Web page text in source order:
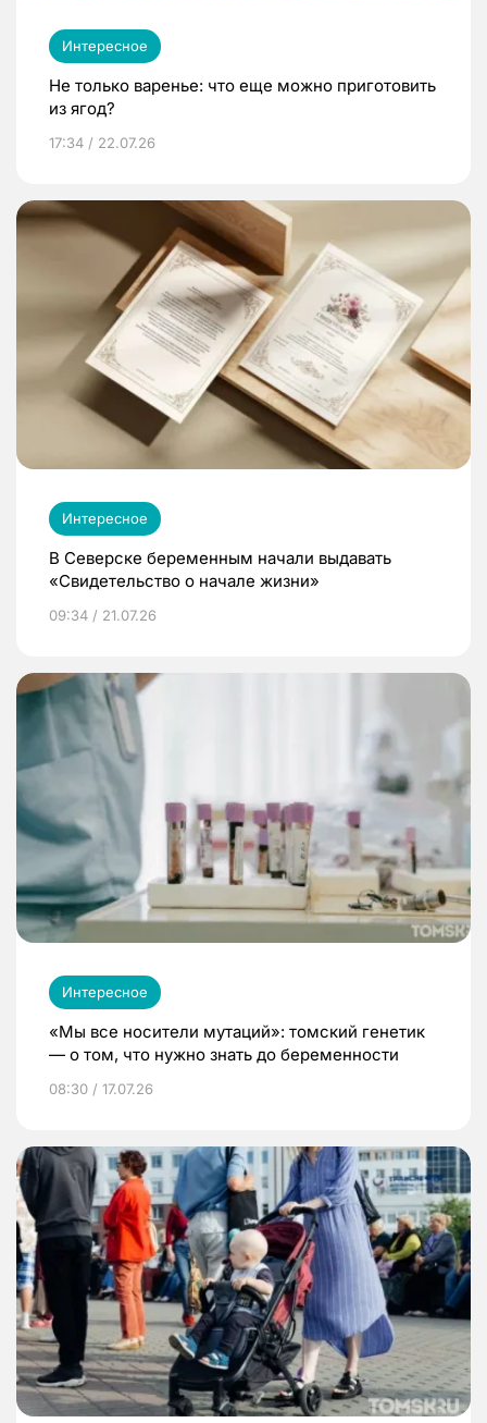
Интересное
Не только варенье: что еще можно приготовить
из ягод?
17:34 / 22.07.26
Интересное
В Северске беременным начали выдавать
«Свидетельство о начале жизни»
09:34 / 21.07.26
Интересное
«Мы все носители мутаций»: томский генетик
— о том, что нужно знать до беременности
08:30 / 17.07.26